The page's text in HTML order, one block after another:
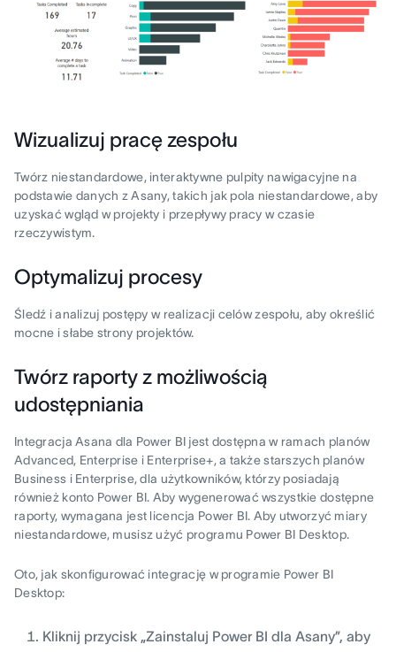
Wizualizuj pracę zespołu
Twórz niestandardowe, interaktywne pulpity nawigacyjne na
podstawie danych z Asany, takich jak pola niestandardowe, aby
uzyskać wgląd w projekty i przepływy pracy w czasie
rzeczywistym.
Optymalizuj procesy
Śledź i analizuj postępy w realizacji celów zespołu, aby określić
mocne i słabe strony projektów.
Twórz raporty z możliwością
udostępniania
Integracja Asana dla Power BI jest dostępna w ramach planów
Advanced, Enterprise i Enterprise+, a także starszych planów
Business i Enterprise, dla użytkowników, którzy posiadają
również konto Power BI. Aby wygenerować wszystkie dostępne
raporty, wymagana jest licencja Power BI. Aby utworzyć miary
niestandardowe, musisz użyć programu Power BI Desktop.
Oto, jak skonfigurować integrację w programie Power BI
Desktop:
Kliknij przycisk „Zainstaluj Power BI dla Asany”, aby